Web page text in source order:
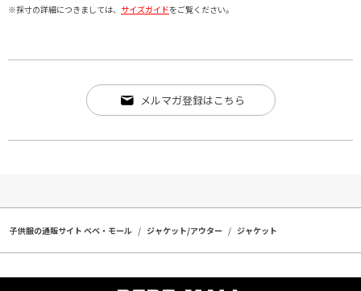
※採寸の詳細につきましては、 サイズガイドをご覧ください。
メルマガ登録はこちら
子供服の通販サイト ベベ・モール ジャケット/アウター ジャケット